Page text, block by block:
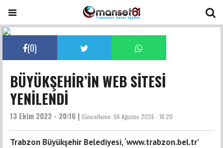
(0)
BÜYÜKŞEHİR’İN WEB SİTESİ
YENİLENDİ
13 Ekim 2022 - 20:16 | Güncelleme: 06 Ağustos 2026 - 18:20
Trabzon Büyükşehir Belediyesi, ‘www.trabzon.bel.tr’